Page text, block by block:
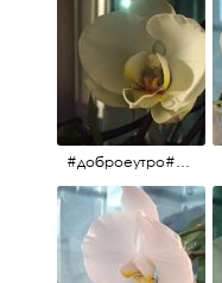
#доброеутро#май#солнце#цветы #майсолнцецветы